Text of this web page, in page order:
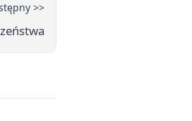
>>